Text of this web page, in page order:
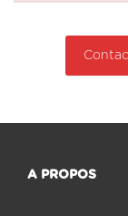
A PROPOS